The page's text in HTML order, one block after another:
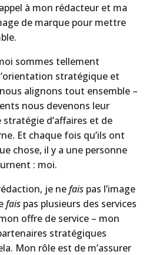
à mon rédacteur et ma
de marque pour mettre
sommes tellement
stratégique et
alignons tout ensemble –
nous devenons leur
d’affaires et de
Et chaque fois qu’ils ont
chose, il y a une personne
: moi.
je nefaispas l’image
faispas plusieurs des services
offre de service – mon
stratégiques
Mon rôle est de m’assurer